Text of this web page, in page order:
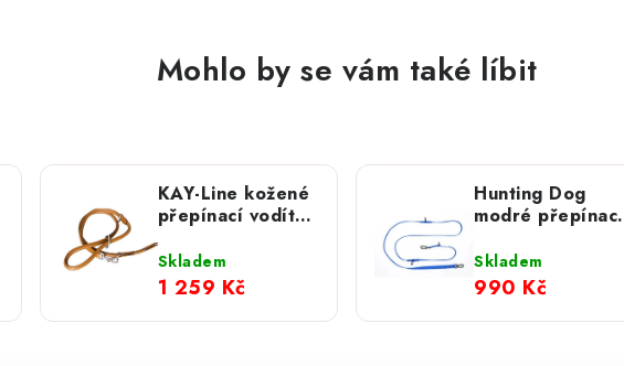
Mohlo by se vám také líbit
KAY-Line kožené
přepínací vodítko
- Cinnamon 8mm
Skladem
1 259 Kč
Hunting Dog
modré přepínací
hliníkovou
karabinou 280
Skladem
990 Kč